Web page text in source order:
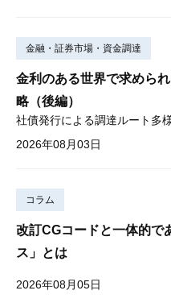
金融・証券市場・資金調達
金利のある世界で求めら
略（後編）
社債発行による調達ルート多
2026年08月03日
コラム
改訂CGコードと一体的で
ス」とは
2026年08月05日